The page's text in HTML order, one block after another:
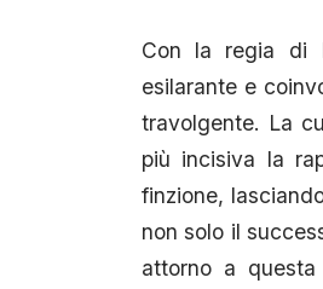
Con la regia di
esilarante e
travolgente. La
più incisiva la
finzione,
non solo il
attorno a questa